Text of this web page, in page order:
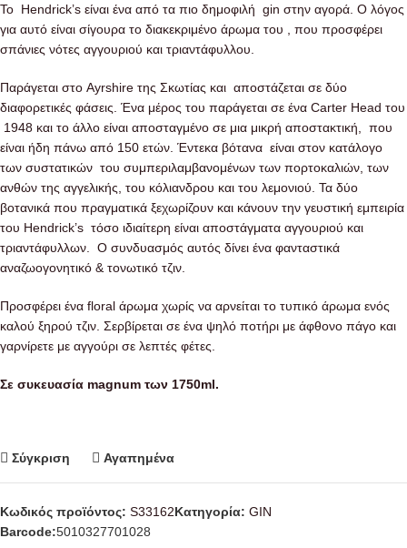
Το Hendrick’s είναι ένα από τα πιο δημοφιλή gin στην αγορά. Ο λόγος
για αυτό είναι σίγουρα το διακεκριμένο άρωμα του , που προσφέρει
σπάνιες νότες αγγουριού και τριαντάφυλλου.
Παράγεται στο Ayrshire της Σκωτίας και αποστάζεται σε δύο
διαφορετικές φάσεις. Ένα μέρος του παράγεται σε ένα Carter Head του
1948 και το άλλο είναι αποσταγμένο σε μια μικρή αποστακτική, που
είναι ήδη πάνω από 150 ετών. Έντεκα βότανα είναι στον κατάλογο
των συστατικών του συμπεριλαμβανομένων των πορτοκαλιών, των
ανθών της αγγελικής, του κόλιανδρου και του λεμονιού. Τα δύο
βοτανικά που πραγματικά ξεχωρίζουν και κάνουν την γευστική εμπειρία
του Hendrick’s τόσο ιδιαίτερη είναι αποστάγματα αγγουριού και
τριαντάφυλλων. Ο συνδυασμός αυτός δίνει ένα φανταστικά
αναζωογονητικό & τονωτικό τζιν.
Προσφέρει ένα floral άρωμα χωρίς να αρνείται το τυπικό άρωμα ενός
καλού ξηρού τζιν. Σερβίρεται σε ένα ψηλό ποτήρι με άφθονο πάγο και
γαρνίρετε με αγγούρι σε λεπτές φέτες.
Σε συκευασία magnum των 1750ml.
Σύγκριση Αγαπημένα
Κωδικός προϊόντος: S33162Κατηγορία: GIN
Barcode:5010327701028